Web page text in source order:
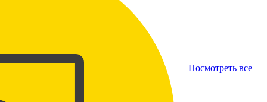
Посмотреть все